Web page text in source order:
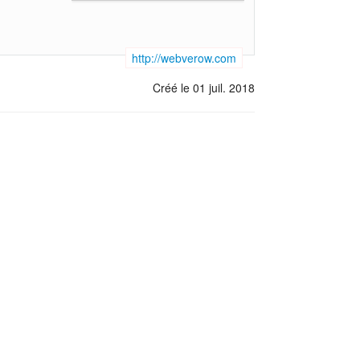
http://webverow.com
Créé le 01 juil. 2018